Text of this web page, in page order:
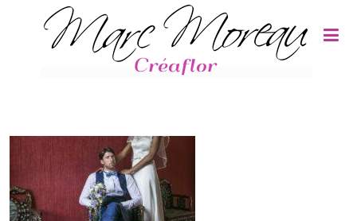
Panneau de gestion des cookies